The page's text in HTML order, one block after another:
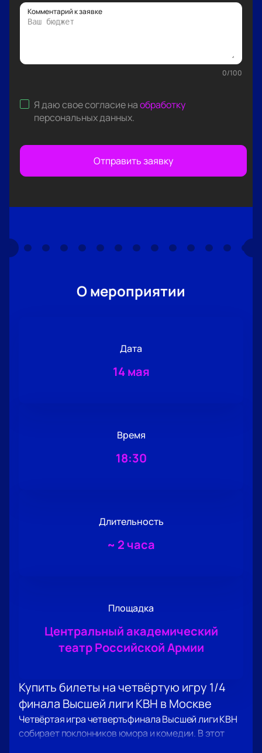
Комментарий к заявке
0/100
Я даю свое согласие наобработку
персональных данных.
Отправить заявку
О мероприятии
Дата
14 мая
Время
18:30
Длительность
~ 2 часа
Площадка
Центральный академический
театр Российской Армии
Купить билеты на четвёртую игру 1/4
финала Высшей лиги КВН в Москве
Четвёртая игра четвертьфинала Высшей лиги КВН
собирает поклонников юмора и комедии. В этот